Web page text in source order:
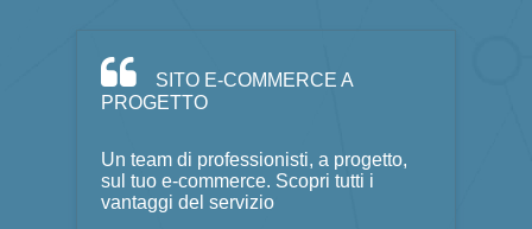
SITO E-COMMERCE A
PROGETTO
Un team di professionisti, a progetto,
sul tuo e-commerce. Scopri tutti i
vantaggi del servizio